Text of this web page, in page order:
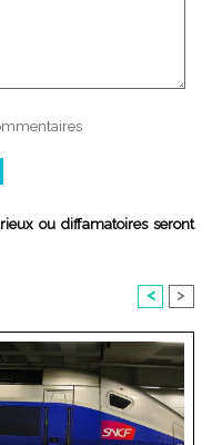
ou diffamatoires seront
< >